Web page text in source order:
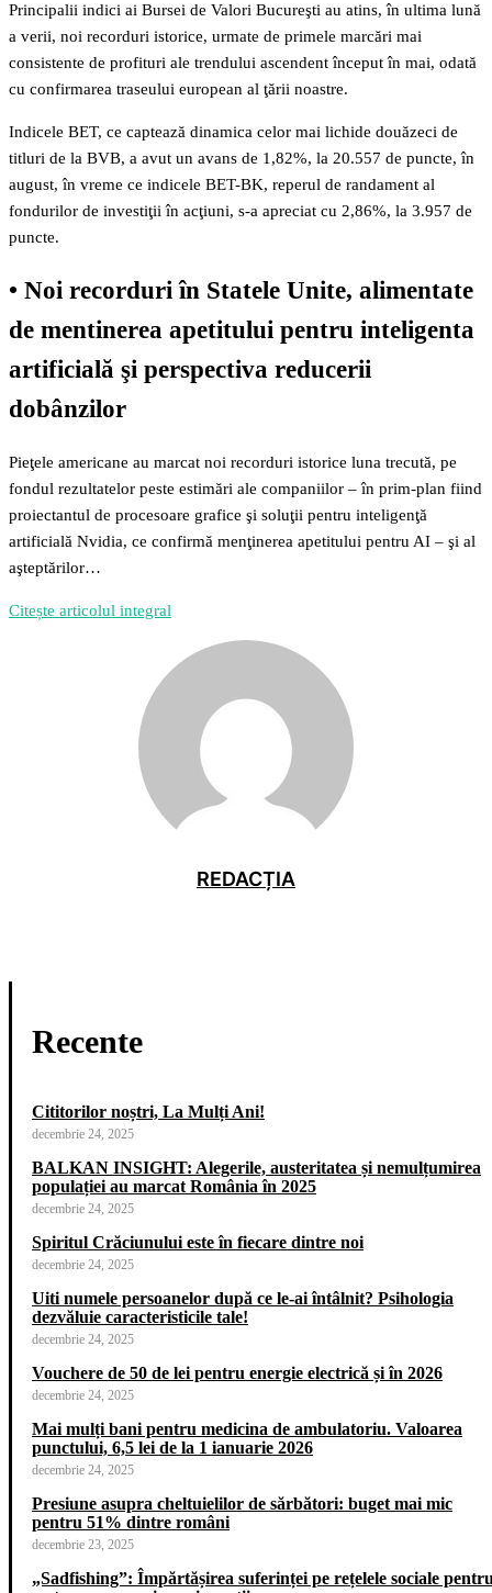
Principalii indici ai Bursei de Valori Bucureşti au atins, în ultima lună
a verii, noi recorduri istorice, urmate de primele marcări mai
consistente de profituri ale trendului ascendent început în mai, odată
cu confirmarea traseului european al ţării noastre.
Indicele BET, ce captează dinamica celor mai lichide douăzeci de
titluri de la BVB, a avut un avans de 1,82%, la 20.557 de puncte, în
august, în vreme ce indicele BET-BK, reperul de randament al
fondurilor de investiţii în acţiuni, s-a apreciat cu 2,86%, la 3.957 de
puncte.
• Noi recorduri în Statele Unite, alimentate
de mentinerea apetitului pentru inteligenta
artificială şi perspectiva reducerii
dobânzilor
Pieţele americane au marcat noi recorduri istorice luna trecută, pe
fondul rezultatelor peste estimări ale companiilor – în prim-plan fiind
proiectantul de procesoare grafice şi soluţii pentru inteligenţă
artificială Nvidia, ce confirmă menţinerea apetitului pentru AI – şi al
aşteptărilor…
Citește articolul integral
REDACȚIA
Recente
Cititorilor noștri, La Mulți Ani!
decembrie 24, 2025
BALKAN INSIGHT: Alegerile, austeritatea și nemulțumirea
populației au marcat România în 2025
decembrie 24, 2025
Spiritul Crăciunului este în fiecare dintre noi
decembrie 24, 2025
Uiti numele persoanelor după ce le-ai întâlnit? Psihologia
dezvăluie caracteristicile tale!
decembrie 24, 2025
Vouchere de 50 de lei pentru energie electrică și în 2026
decembrie 24, 2025
Mai mulți bani pentru medicina de ambulatoriu. Valoarea
punctului, 6,5 lei de la 1 ianuarie 2026
decembrie 24, 2025
Presiune asupra cheltuielilor de sărbători: buget mai mic
pentru 51% dintre români
decembrie 23, 2025
„Sadfishing”: Împărtășirea suferinței pe rețelele sociale